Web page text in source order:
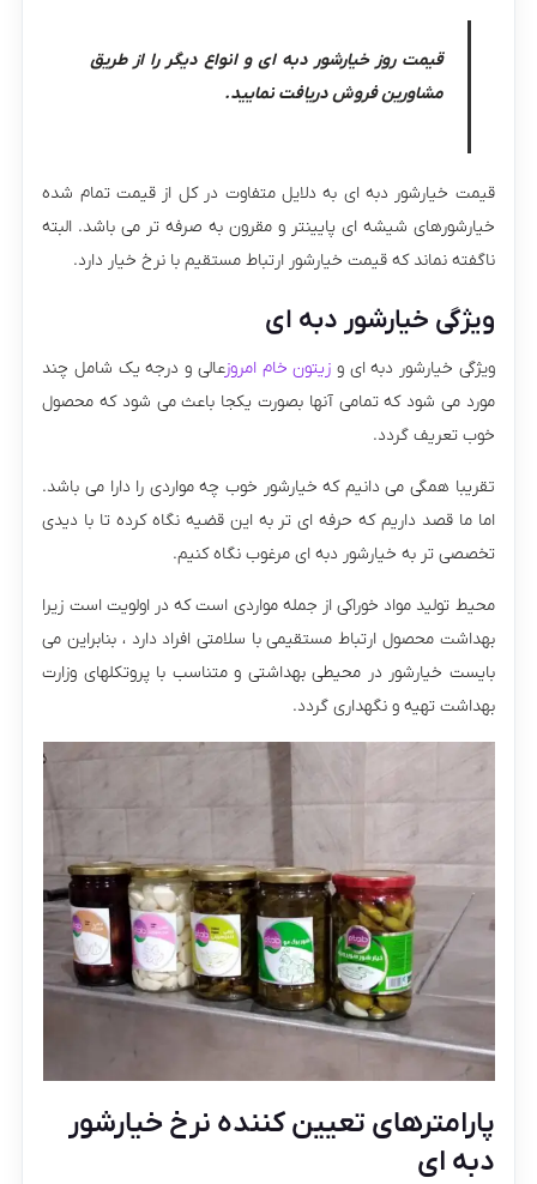
قیمت روز خیارشور دبه ای و انواع دیگر را از طریق
مشاورین فروش دریافت نمایید.
قیمت خیارشور دبه ای به دلایل متفاوت در کل از قیمت تمام شده
خیارشورهای شیشه ای پایینتر و مقرون به صرفه تر می باشد. البته
ناگفته نماند که قیمت خیارشور ارتباط مستقیم با نرخ خیار دارد.
ویژگی خیارشور دبه ای
ویژگی خیارشور دبه ای و زیتون خام امروزعالی و درجه یک شامل چند
مورد می شود که تمامی آنها بصورت یکجا باعث می شود که محصول
خوب تعریف گردد.
تقریبا همگی می دانیم که خیارشور خوب چه مواردی را دارا می باشد.
اما ما قصد داریم که حرفه ای تر به این قضیه نگاه کرده تا با دیدی
تخصصی تر به خیارشور دبه ای مرغوب نگاه کنیم.
محیط تولید مواد خوراکی از جمله مواردی است که در اولویت است زیرا
بهداشت محصول ارتباط مستقیمی با سلامتی افراد دارد ، بنابراین می
بایست خیارشور در محیطی بهداشتی و متناسب با پروتکلهای وزارت
بهداشت تهیه و نگهداری گردد.
پارامترهای تعیین کننده نرخ خیارشور
دبه ای